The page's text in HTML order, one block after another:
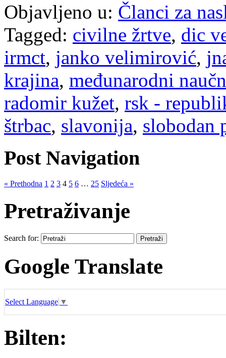
Objavljeno u: Članci za
Tagged: civilne žrtve, dic
irmct, janko velimirović,
krajina, međunarodni
radomir kužet, rsk -
štrbac, slavonija, slobodan
Post Navigation
« Prethodna 1 2 3 4 5 6 … 25 Sljedeća »
Pretraživanje
Search for:
Google Translate
Select Language ▼
Bilten: